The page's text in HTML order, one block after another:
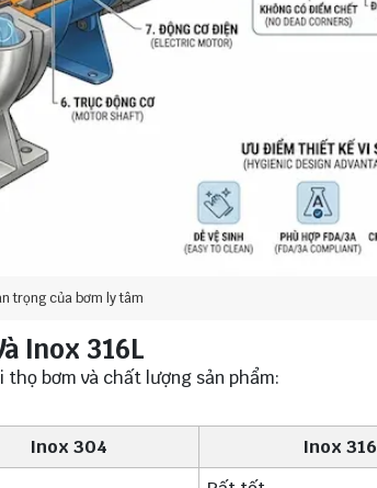
trọng của bơm ly tâm
Inox 316L
bơm và chất lượng sản phẩm:
Inox 304
Inox